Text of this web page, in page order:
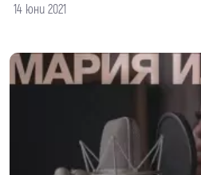
14 юни 2021